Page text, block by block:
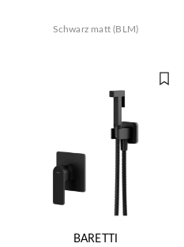
Schwarz matt (BLM)
BARETTI